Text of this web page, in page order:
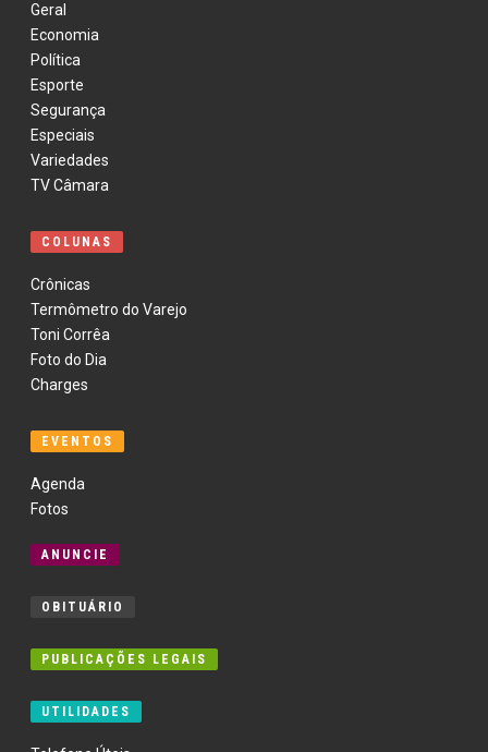
Geral
Economia
Política
Esporte
Segurança
Especiais
Variedades
TV Câmara
COLUNAS
Crônicas
Termômetro do Varejo
Toni Corrêa
Foto do Dia
Charges
EVENTOS
Agenda
Fotos
ANUNCIE
OBITUÁRIO
PUBLICAÇÕES LEGAIS
UTILIDADES